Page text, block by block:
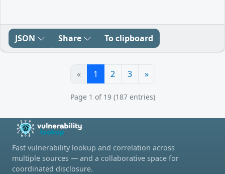
JSON Share To clipboard
« 1 2 3 »
Page 1 of 19 (187 entries)
Fast vulnerability lookup and correlation across
multiple sources — and a collaborative space for
coordinated disclosure.